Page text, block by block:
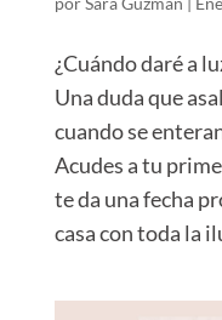
¿Cuándo daré a
Una duda que
cuando se
Acudes a tu
te da una fecha
casa con toda la